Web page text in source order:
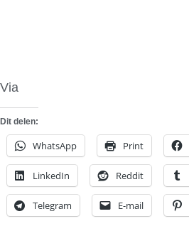
Via
Dit delen:
WhatsApp Print
LinkedIn Reddit
Telegram E-mail